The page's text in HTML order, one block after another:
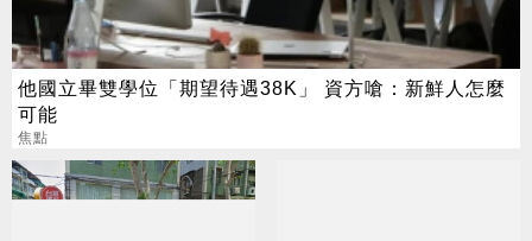
他國立畢雙學位「期望待遇38K」 資方嗆：新鮮人怎麼
可能
焦點